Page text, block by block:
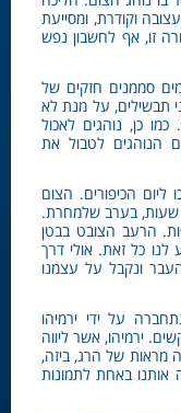
וקודרת, ומסייעת
זו, אף לחשבון נפש
סממנים חזקים של
תבשילים, על מנת לא
כן, נוהגים לאכול
הנוהגים לטבול את
הכיפורים. הצום
מתחיל עם שקיעת החמה ומסתיים לאחר 25 שעות, בערב שלמחרת.
הרעב הצובט בבטן
כל זאת. אולי דרך
העבר ונקבל על עצמנו
על ידי ירמיהו
ירמיהו, אשר ליווה
מראות של הרג, ביזה,
אותנו באחת לתמונות